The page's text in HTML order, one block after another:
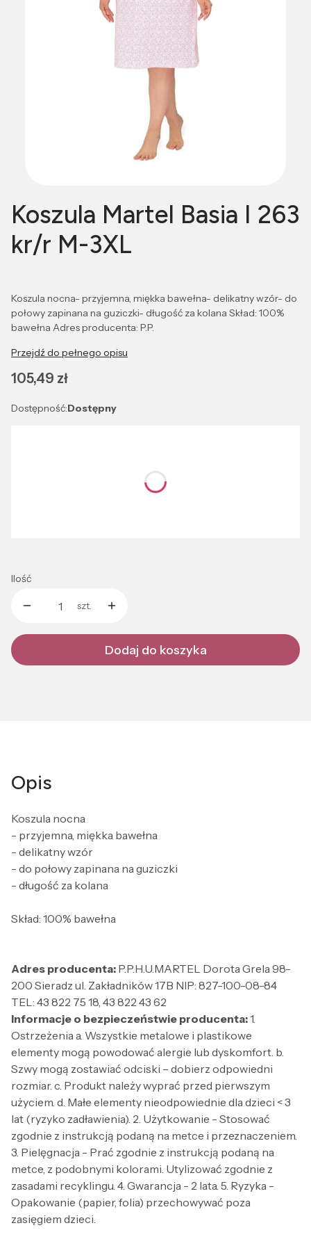
Koszula Martel Basia I 263
kr/r M-3XL
Koszula nocna- przyjemna, miękka bawełna- delikatny wzór- do
połowy zapinana na guziczki- długość za kolana Skład: 100%
bawełna Adres producenta: P.P.
Przejdź do pełnego opisu
Cena
105,49 zł
Dostępność:Dostępny
Ilość
szt.
Dodaj do koszyka
Opis
Koszula nocna
- przyjemna, miękka bawełna
- delikatny wzór
- do połowy zapinana na guziczki
- długość za kolana
Skład: 100% bawełna
Adres producenta: P.P.H.U.MARTEL Dorota Grela 98-
200 Sieradz ul. Zakładników 17B NIP: 827-100-08-84
TEL: 43 822 75 18, 43 822 43 62
Informacje o bezpieczeństwie producenta:1.
Ostrzeżenia a. Wszystkie metalowe i plastikowe
elementy mogą powodować alergie lub dyskomfort. b.
Szwy mogą zostawiać odciski – dobierz odpowiedni
rozmiar. c. Produkt należy wyprać przed pierwszym
użyciem. d. Małe elementy nieodpowiednie dla dzieci < 3
lat (ryzyko zadławienia). 2. Użytkowanie - Stosować
zgodnie z instrukcją podaną na metce i przeznaczeniem.
3. Pielęgnacja - Prać zgodnie z instrukcją podaną na
metce, z podobnymi kolorami. Utylizować zgodnie z
zasadami recyklingu. 4. Gwarancja - 2 lata. 5. Ryzyka -
Opakowanie (papier, folia) przechowywać poza
zasięgiem dzieci.